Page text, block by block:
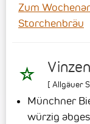
Zum
Storchenbräu
[ Allgäuer
Münchner
würzig